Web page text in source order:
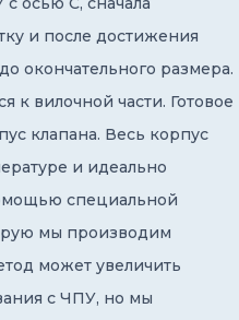
и после достижения
окончательного размера.
вилочной части. Готовое
клапана. Весь корпус
и идеально
специальной
мы производим
может увеличить
с ЧПУ, но мы